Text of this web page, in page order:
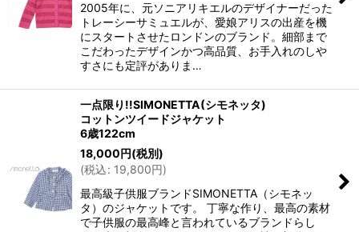
2005年に、元ソニアリキエルのデザイナーだった
トレーシーサミュエルが、愛娘アリスの出産を機
にスタートさせたロンドンのブランド。細部まで
こだわったデザインかつ高品質、お手入れのしや
すさにも定評がありま…
一点限り!!SIMONETTA(シモネッタ)
コットンツイードジャケット
6歳122cm
18,000円(税別)
(税込: 19,800円)
最高級子供服ブランドSIMONETTA（シモネッ
タ）のジャケットです。 丁寧な作り、最高の素材
で子供服の最高峰と言われているブランドらし